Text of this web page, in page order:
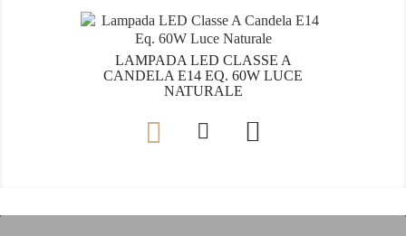
LAMPADA LED CLASSE A
CANDELA E14 EQ. 60W LUCE
NATURALE
